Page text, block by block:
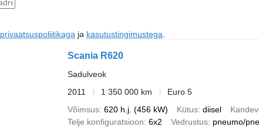
privaatsuspoliitikaga ja kasutustingimustega
Scania R620
Sadulveok
2011
1 350 000 km
Euro 5
Võimsus 620 h.j. (456 kW) Kütus diisel
Telje konfiguratsioon 6x2 Vedrustus pneumo/